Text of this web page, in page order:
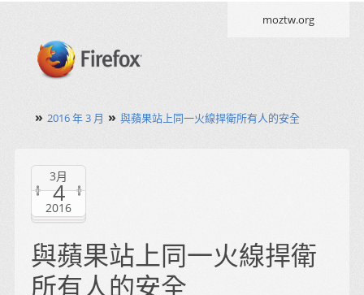
moztw.org
» 2016 年 3 月 » 與蘋果站上同一火線捍衛所有人的安全
3月
4
2016
與蘋果站上同一火線捍衛
所有人的安全